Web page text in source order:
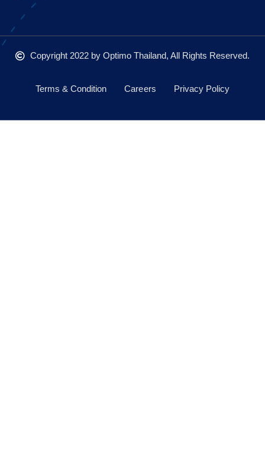
Copyright 2022 by Optimo Thailand, All Rights Reserved.
Terms & Condition Careers Privacy Policy